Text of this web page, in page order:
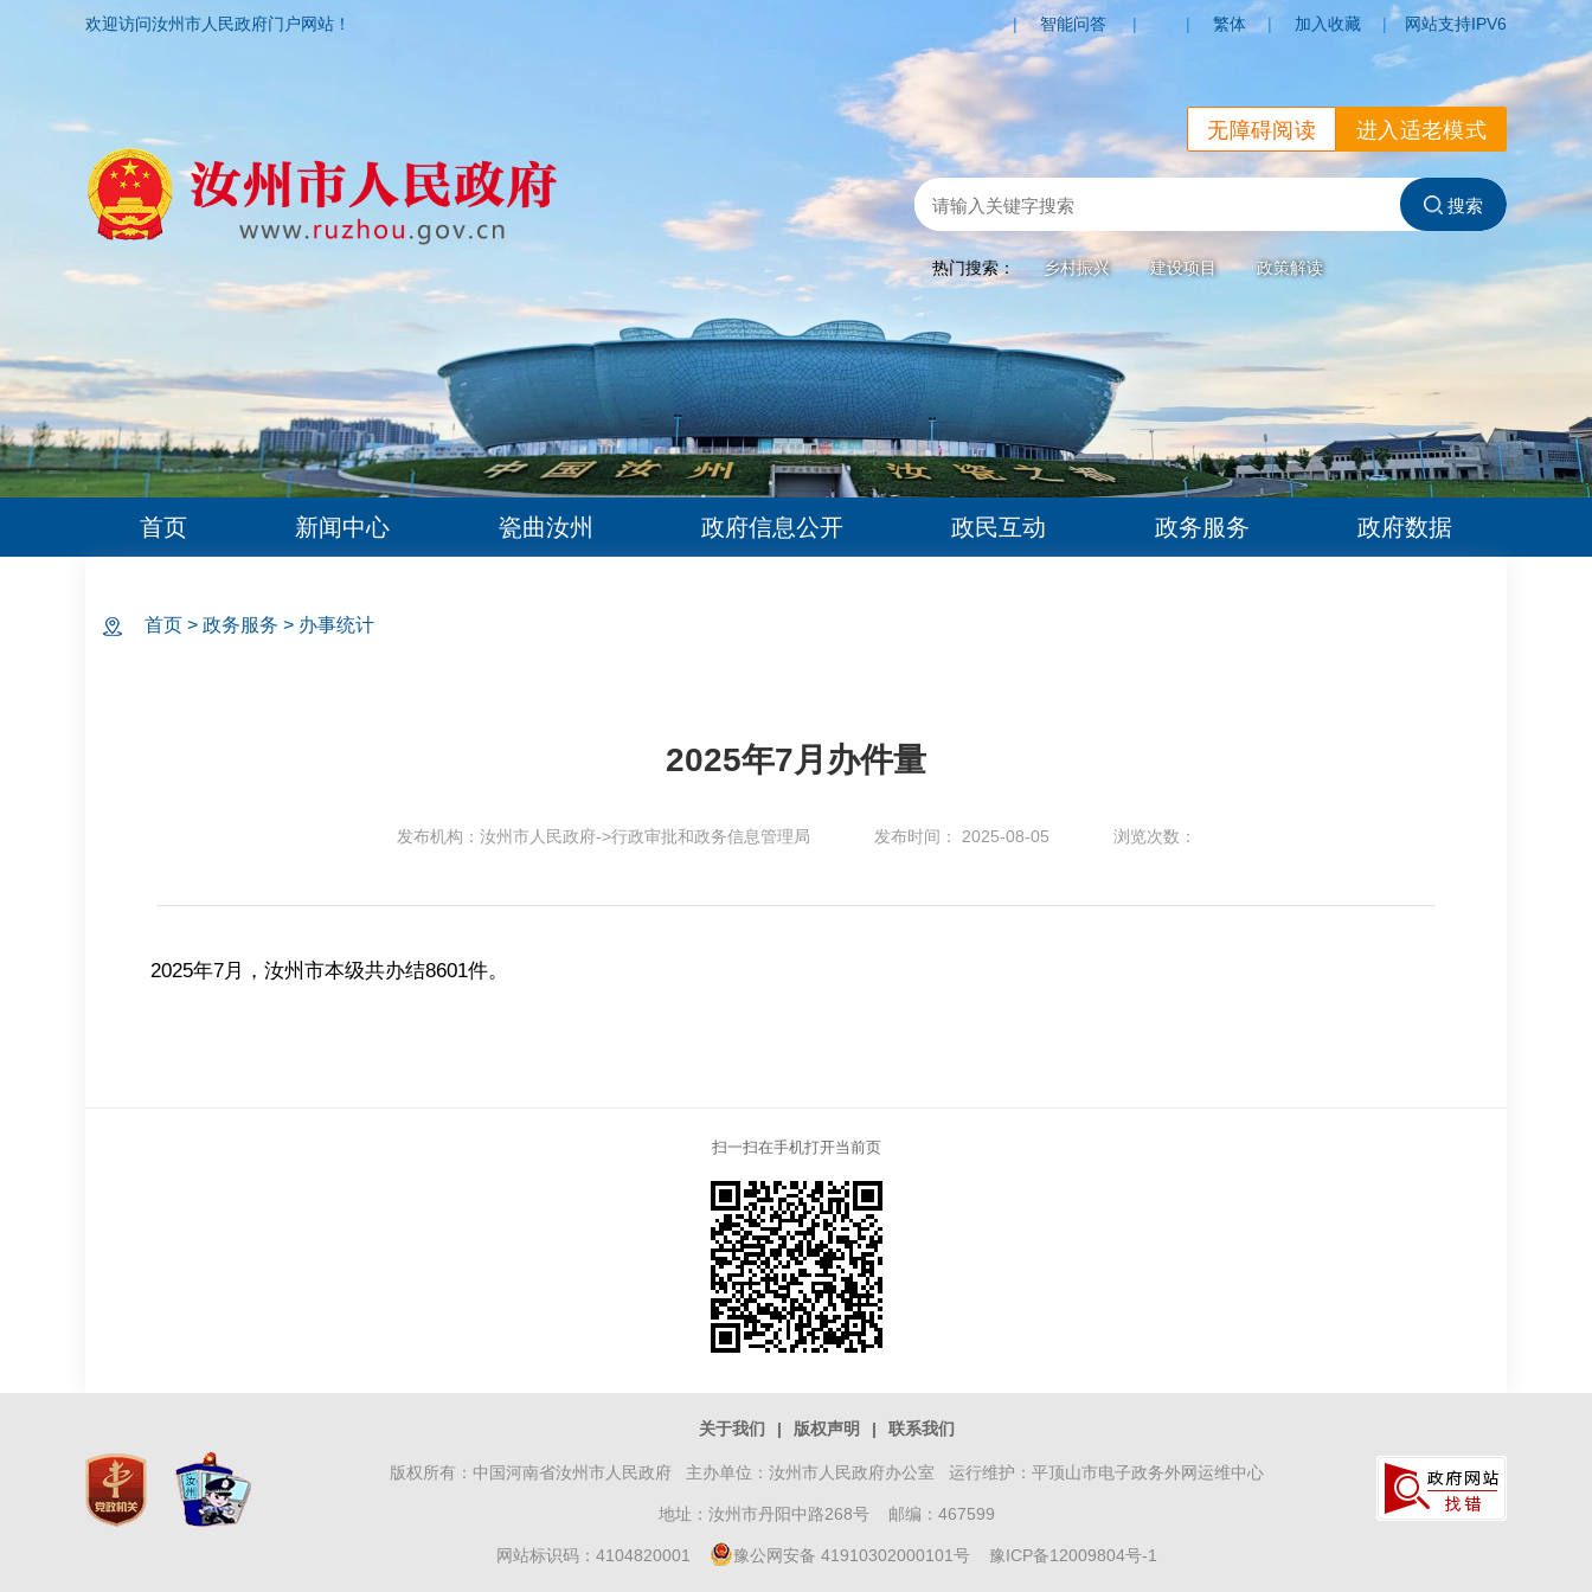
欢迎访问汝州市人民政府门户网站！ | 智能问答 | | 繁体 | 加入收藏 | 网站支持IPV6
进入适老模式
无障碍阅读
热门搜索： 乡村振兴 建设项目 政策解读
首页 新闻中心 瓷曲汝州 政府信息公开 政民互动 政务服务 政府数据
首页 > 政务服务 > 办事统计
2025年7月办件量
发布机构：汝州市人民政府->行政审批和政务信息管理局 发布时间： 2025-08-05 浏览次数：
2025年7月，汝州市本级共办结8601件。
扫一扫在手机打开当前页
关于我们 | 版权声明 | 联系我们
版权所有：中国河南省汝州市人民政府 主办单位：汝州市人民政府办公室 运行维护：平顶山市电子政务外网运维中心
地址：汝州市丹阳中路268号 邮编：467599
网站标识码：4104820001 豫公网安备 41910302000101号 豫ICP备12009804号-1